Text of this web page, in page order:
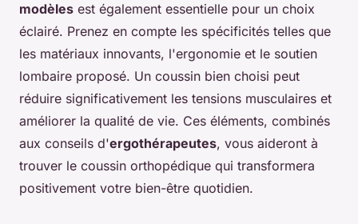
modèles est également essentielle pour un choix
éclairé. Prenez en compte les spécificités telles que
les matériaux innovants, l'ergonomie et le soutien
lombaire proposé. Un coussin bien choisi peut
réduire significativement les tensions musculaires et
améliorer la qualité de vie. Ces éléments, combinés
aux conseils d'ergothérapeutes, vous aideront à
trouver le coussin orthopédique qui transformera
positivement votre bien-être quotidien.